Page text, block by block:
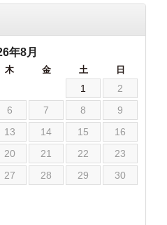
年8月
木 金 土 日
1
2
6 7 8
9
13 14 15
16
20 21 22
23
27 28 29
30